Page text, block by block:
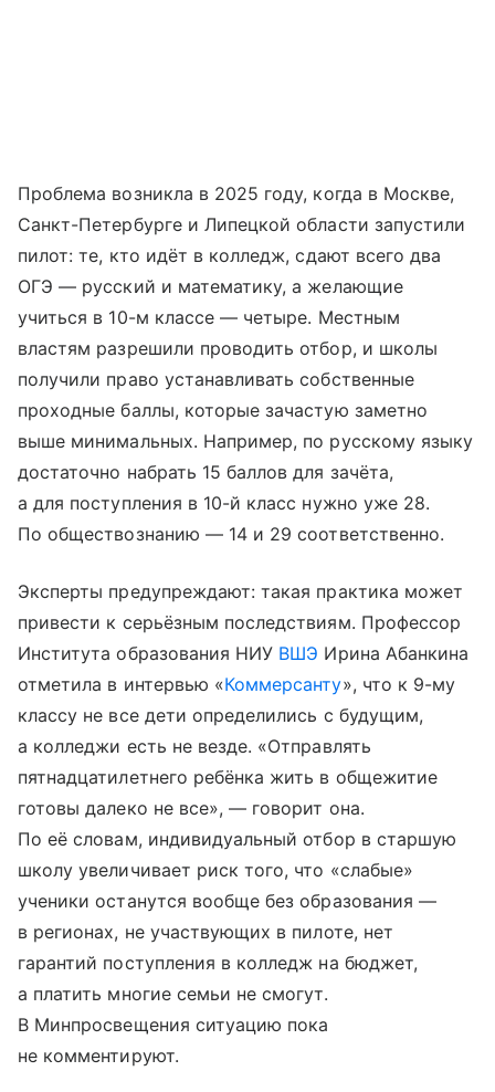
Проблема возникла в 2025 году, когда в Москве,
Санкт-Петербурге и Липецкой области запустили
пилот: те, кто идёт в колледж, сдают всего два
ОГЭ — русский и математику, а желающие
учиться в 10-м классе — четыре. Местным
властям разрешили проводить отбор, и школы
получили право устанавливать собственные
проходные баллы, которые зачастую заметно
выше минимальных. Например, по русскому языку
достаточно набрать 15 баллов для зачёта,
а для поступления в 10-й класс нужно уже 28.
По обществознанию — 14 и 29 соответственно.
Эксперты предупреждают: такая практика может
привести к серьёзным последствиям. Профессор
Института образования НИУ ВШЭ Ирина Абанкина
отметила в интервью «Коммерсанту», что к 9-му
классу не все дети определились с будущим,
а колледжи есть не везде. «Отправлять
пятнадцатилетнего ребёнка жить в общежитие
готовы далеко не все», — говорит она.
По её словам, индивидуальный отбор в старшую
школу увеличивает риск того, что «слабые»
ученики останутся вообще без образования —
в регионах, не участвующих в пилоте, нет
гарантий поступления в колледж на бюджет,
а платить многие семьи не смогут.
В Минпросвещения ситуацию пока
не комментируют.